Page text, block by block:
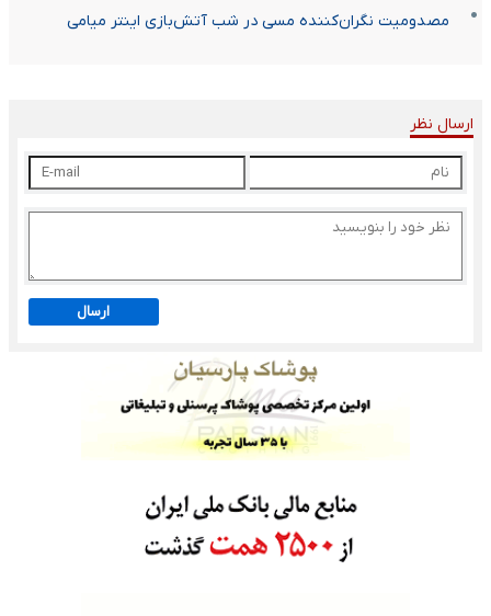
مصدومیت نگران‌کننده مسی در شب آتش‌بازی اینتر میامی
ارسال نظر
ارسال